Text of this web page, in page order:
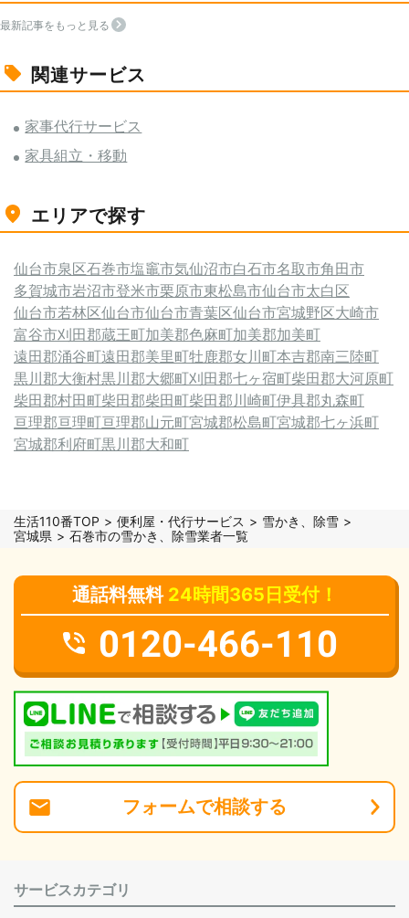
最新記事をもっと見る
関連サービス
家事代行サービス
家具組立・移動
エリアで探す
仙台市泉区石巻市塩竈市気仙沼市白石市名取市角田市
多賀城市岩沼市登米市栗原市東松島市仙台市太白区
仙台市若林区仙台市仙台市青葉区仙台市宮城野区大崎市
富谷市刈田郡蔵王町加美郡色麻町加美郡加美町
遠田郡涌谷町遠田郡美里町牡鹿郡女川町本吉郡南三陸町
黒川郡大衡村黒川郡大郷町刈田郡七ヶ宿町柴田郡大河原町
柴田郡村田町柴田郡柴田町柴田郡川崎町伊具郡丸森町
亘理郡亘理町亘理郡山元町宮城郡松島町宮城郡七ヶ浜町
宮城郡利府町黒川郡大和町
生活110番TOP 便利屋・代行サービス
雪かき、除雪
宮城県
石巻市の雪かき、除雪業者一覧
通話料無料 24時間365日受付！
0120-466-110
フォームで相談する
サービスカテゴリ